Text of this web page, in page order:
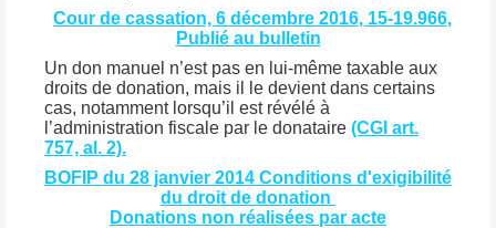
Cour de cassation, 6 décembre 2016, 15-19.966,
Publié au bulletin
Un don manuel n’est pas en lui-même taxable aux
droits de donation, mais il le devient dans certains
cas, notamment lorsqu’il est révélé à
l’administration fiscale par le donataire (CGI art.
757, al. 2).
BOFIP du 28 janvier 2014 Conditions d'exigibilité
du droit de donation
Donations non réalisées par acte